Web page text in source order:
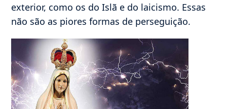
exterior, como os do Islã e do laicismo. Essas
não são as piores formas de perseguição.